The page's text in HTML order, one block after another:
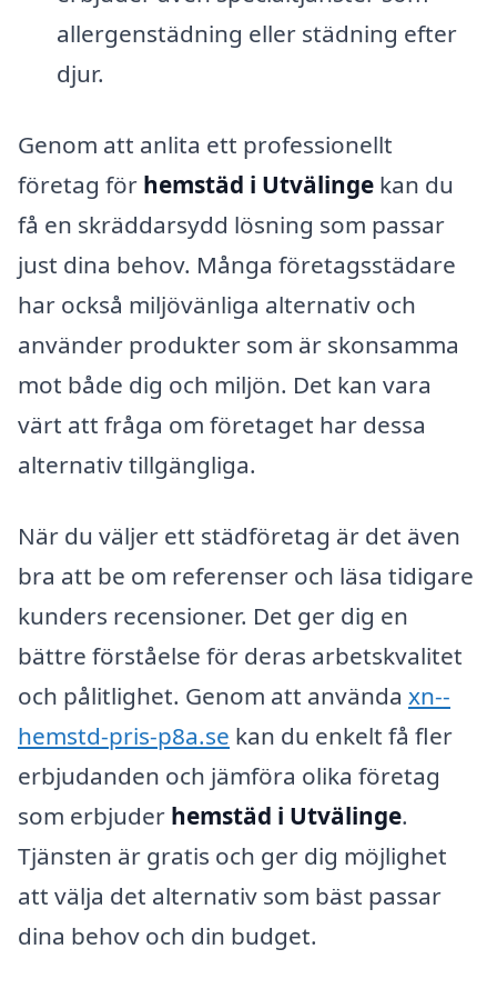
allergenstädning eller städning efter
djur.
Genom att anlita ett professionellt
företag för hemstäd i Utvälinge kan du
få en skräddarsydd lösning som passar
just dina behov. Många företagsstädare
har också miljövänliga alternativ och
använder produkter som är skonsamma
mot både dig och miljön. Det kan vara
värt att fråga om företaget har dessa
alternativ tillgängliga.
När du väljer ett städföretag är det även
bra att be om referenser och läsa tidigare
kunders recensioner. Det ger dig en
bättre förståelse för deras arbetskvalitet
och pålitlighet. Genom att använda xn--
hemstd-pris-p8a.se kan du enkelt få fler
erbjudanden och jämföra olika företag
som erbjuder hemstäd i Utvälinge.
Tjänsten är gratis och ger dig möjlighet
att välja det alternativ som bäst passar
dina behov och din budget.